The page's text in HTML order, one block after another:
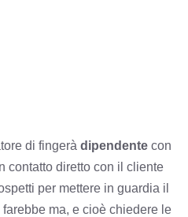
di fingerà dipendente con
contatto diretto con il cliente
per mettere in guardia il
ma, e cioè chiedere le